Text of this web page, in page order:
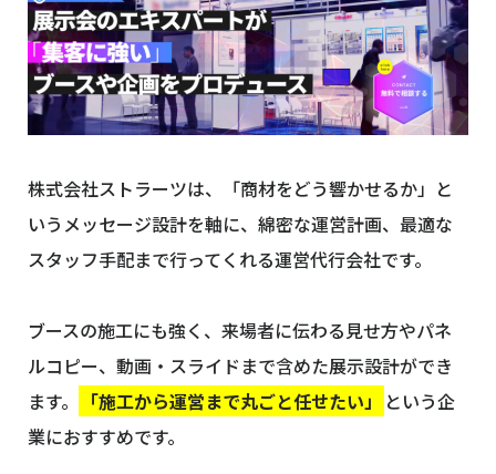
株式会社ストラーツは、「商材をどう響かせるか」と
いうメッセージ設計を軸に、綿密な運営計画、最適な
スタッフ手配まで行ってくれる運営代行会社です。
ブースの施工にも強く、来場者に伝わる見せ方やパネ
ルコピー、動画・スライドまで含めた展示設計ができ
ます。
「施工から運営まで丸ごと任せたい」
という企
業におすすめです。